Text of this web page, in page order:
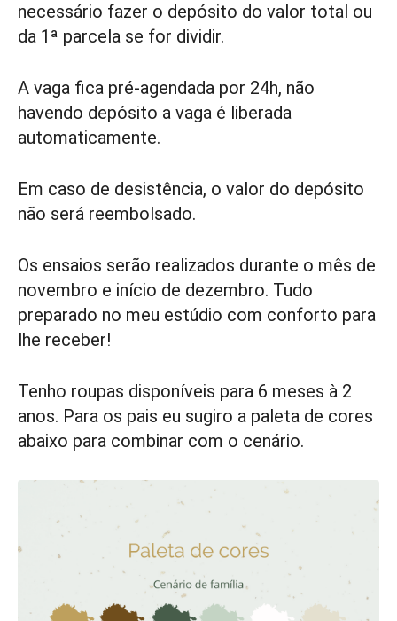
necessário fazer o depósito do valor total ou
da 1ª parcela se for dividir.
A vaga fica pré-agendada por 24h, não
havendo depósito a vaga é liberada
automaticamente.
Em caso de desistência, o valor do depósito
não será reembolsado.
Os ensaios serão realizados durante o mês de
novembro e início de dezembro. Tudo
preparado no meu estúdio com conforto para
lhe receber!
Tenho roupas disponíveis para 6 meses à 2
anos. Para os pais eu sugiro a paleta de cores
abaixo para combinar com o cenário.